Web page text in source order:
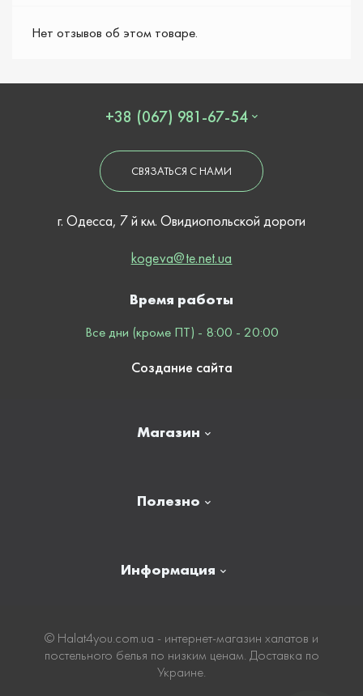
Нет отзывов об этом товаре.
+38 (067) 981-67-54
СВЯЗАТЬСЯ С НАМИ
г. Одесса, 7 й км. Овидиопольской дороги
kogeva@te.net.ua
Магазин
Полезно
Информация
Оплата
Время работы
Все дни (кроме ПТ) - 8:00 - 20:00
Создание сайта
© Нalat4you.com.ua - интернет-магазин халатов и
постельного белья по низким ценам. Доставка по
Украине.